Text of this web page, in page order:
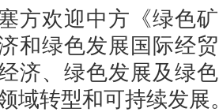
方欢迎中方《绿色
和绿色发展国际经
济、绿色发展及绿
域转型和可持续发展